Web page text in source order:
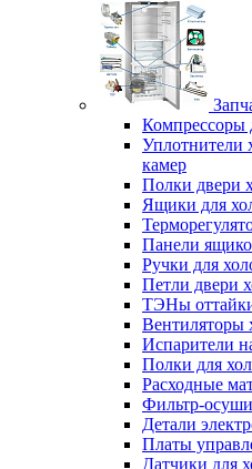
Компрессоры
Уплотнители
камер
Полки двери
Ящики для
Панели
Ручки для
Петли двери
ТЭНы
Вентиляторы
Испарители
Полки для
Расходные
Фильтр-
Детали
Платы
Датчики для